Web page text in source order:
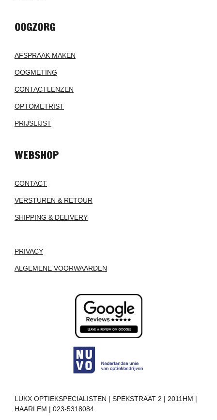
OOGZORG
AFSPRAAK MAKEN
OOGMETING
CONTACTLENZEN
OPTOMETRIST
PRIJSLIJST
WEBSHOP
CONTACT
VERSTUREN & RETOUR
SHIPPING & DELIVERY
PRIVACY
ALGEMENE VOORWAARDEN
LUKX OPTIEKSPECIALISTEN | SPEKSTRAAT 2 | 2011HM |
HAARLEM | 023-5318084